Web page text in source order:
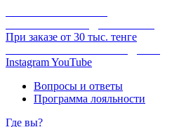
При заказе от 30 тыс. тенге
InstagramYouTube
Вопросы и ответы
Программа лояльности
Где вы?